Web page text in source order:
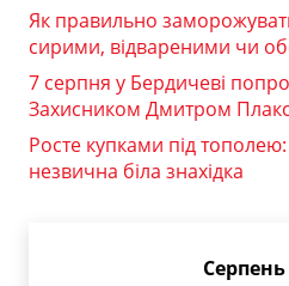
Як правильно
сирими, відвареними чи
7 серпня у Бердичеві
Захисником Дмитром
Росте купками під
незвична біла знахідка
Серпень